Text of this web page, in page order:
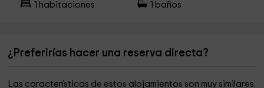
habitaciones baños
¿Preferirías hacer una reserva directa?
Las características de estos alojamientos son muy similares.